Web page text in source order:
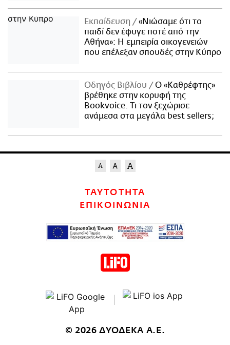
Εκπαίδευση
«Νιώσαμε ότι το
παιδί δεν έφυγε ποτέ από την
Αθήνα»: Η εμπειρία οικογενειών
που επέλεξαν σπουδές στην Κύπρο
Οδηγός Βιβλίου
Ο «Καθρέφτης»
βρέθηκε στην κορυφή της
Bookvoice. Τι τον ξεχώρισε
ανάμεσα στα μεγάλα best sellers;
ΤΑΥΤΟΤΗΤΑ
ΕΠΙΚΟΙΝΩΝΙΑ
© 2026 ΔΥΟΔΕΚΑ Α.Ε.